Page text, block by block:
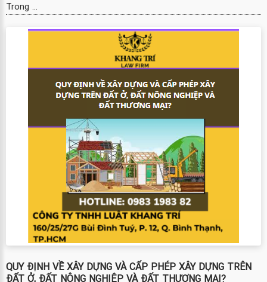
Trong ...
QUY ĐỊNH VỀ XÂY DỰNG VÀ CẤP PHÉP XÂY DỰNG TRÊN
ĐẤT Ở, ĐẤT NÔNG NGHIỆP VÀ ĐẤT THƯƠNG MẠI?